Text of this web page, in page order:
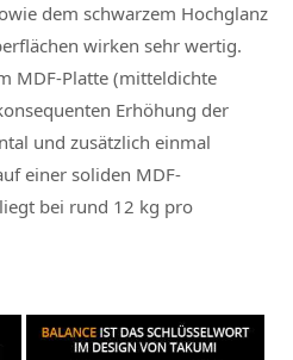
dem schwarzem Hochglanz
wirken sehr wertig.
MDF-Platte (mitteldichte
Erhöhung der
und zusätzlich einmal
einer soliden MDF-
bei rund 12 kg pro